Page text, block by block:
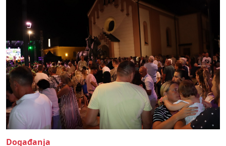
Događanja